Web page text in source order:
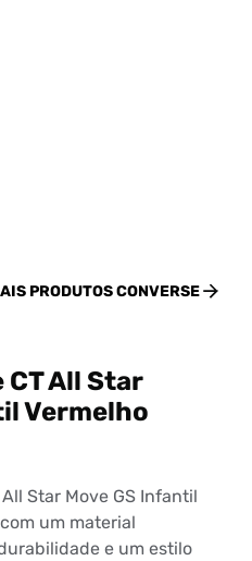
PRODUTOSCONVERSE
CT All Star
Vermelho
Star Move GS Infantil
um material
e um estilo